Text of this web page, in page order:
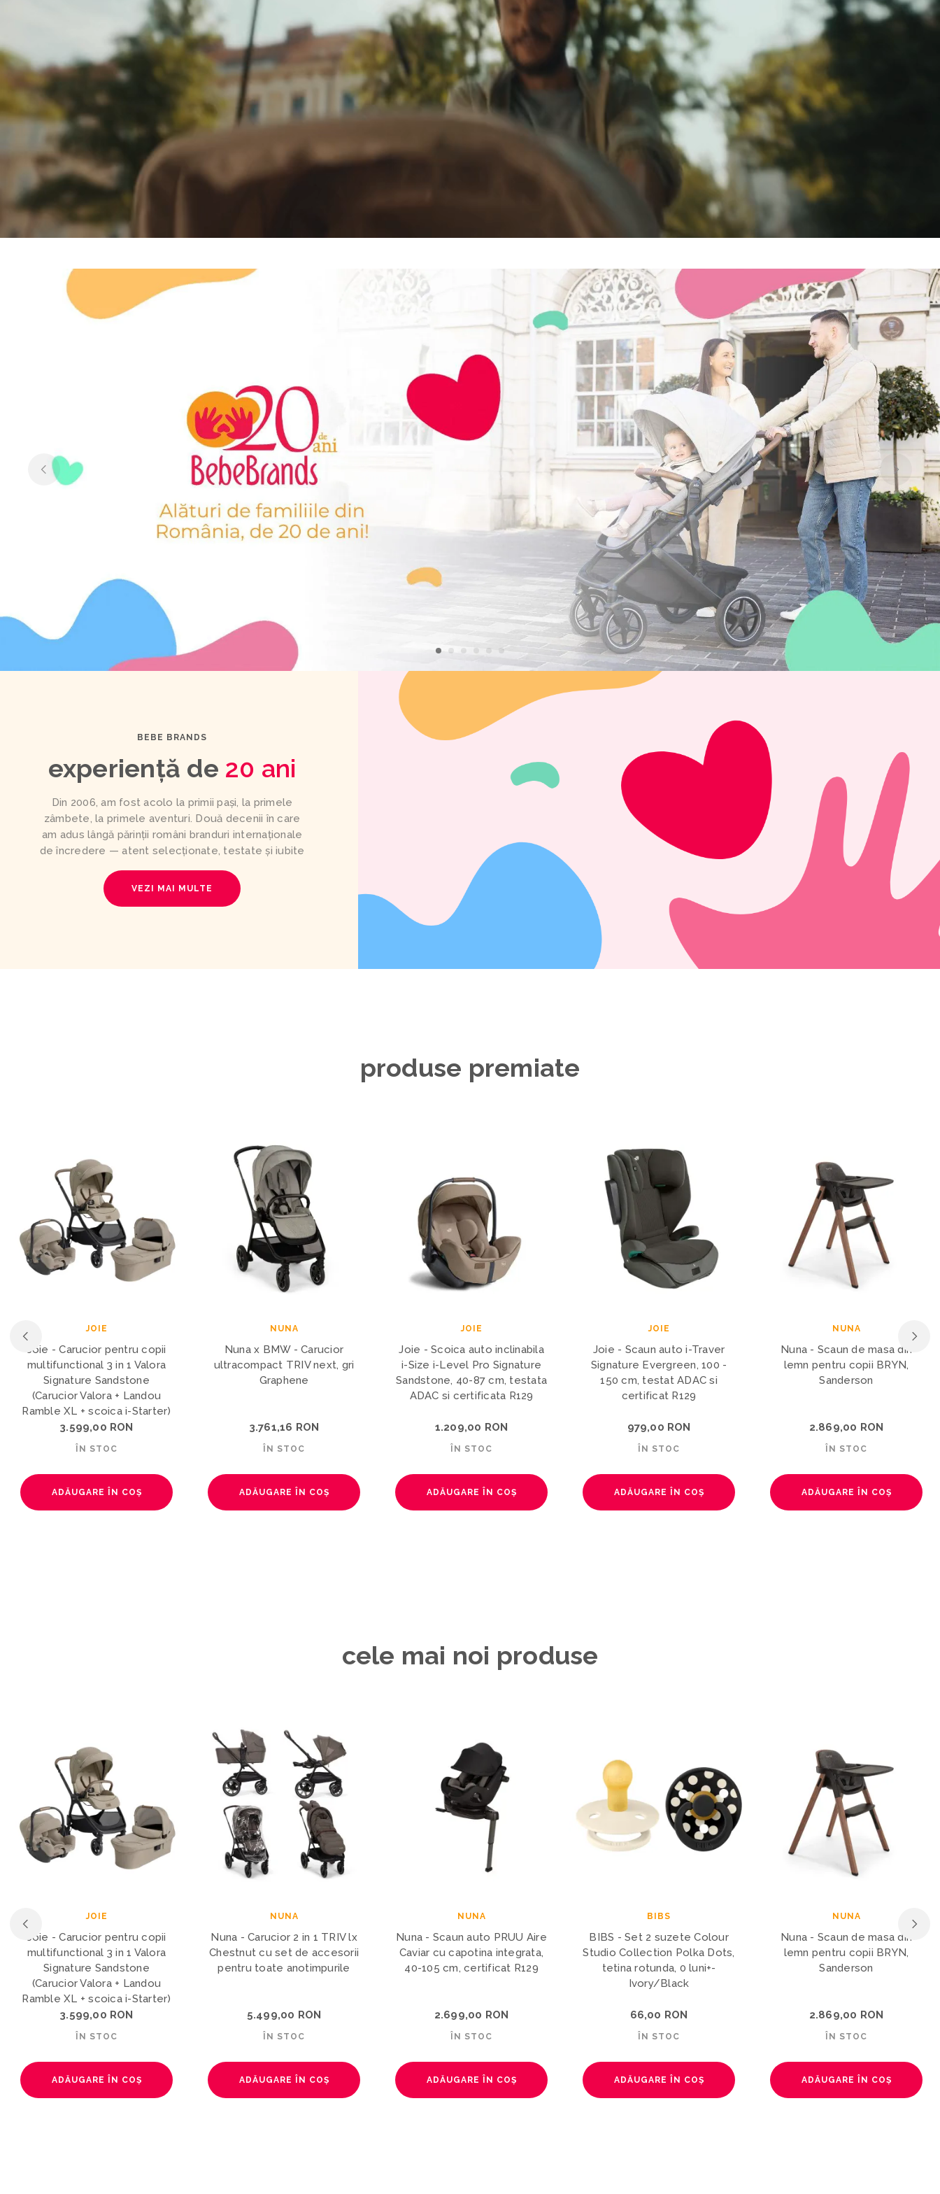
BEBE BRANDS
experiență de 20 ani
Din 2006, am fost acolo la primii pași, la primele
zâmbete, la primele aventuri. Două decenii în care
am adus lângă părinții români branduri internaționale
de încredere — atent selecționate, testate și iubite
VEZI MAI MULTE
produse premiate
NUNA
Nuna x BMW - Carucior
ultracompact TRIV next, gri
Graphene
3.761,16 RON
ÎN STOC
ADĂUGARE ÎN COȘ
JOIE
Joie - Scoica auto inclinabila
i-Size i-Level Pro Signature
Sandstone, 40-87 cm, testata
1.209,00 RON
ÎN STOC
ADĂUGARE ÎN COȘ
JOIE
Joie - Scaun auto i-Traver
Signature Evergreen, 100 -
150 cm, testat ADAC si
certificat R129
979,00 RON
ÎN STOC
ADĂUGARE ÎN COȘ
NUNA
Nuna - Scaun de masa din
lemn pentru copii BRYN,
Sanderson
2.869,00 RON
ÎN STOC
ADĂUGARE ÎN COȘ
JOIE
Joie - Scoica auto i-Starter
cu tetiera reglabila, 40-75 cm,
Eclipse, certificata R129
719,00 RON
ÎN STOC
ADĂUGARE ÎN COȘ
cele mai noi produse
JOIE
Joie - Carucior pentru copii
multifunctional 3 in 1 Valora
Signature Sandstone
(Carucior Valora + Landou
Ramble XL + scoica i-Starter)
3.599,00 RON
ÎN STOC
ADĂUGARE ÎN COȘ
NUNA
Nuna - Carucior 2 in 1 TRIV lx
Chestnut cu set de accesorii
pentru toate anotimpurile
5.499,00 RON
ÎN STOC
ADĂUGARE ÎN COȘ
NUNA
Nuna - Scaun auto PRUU Aire
Caviar cu capotina integrata,
40-105 cm, certificat R129
2.699,00 RON
ÎN STOC
ADĂUGARE ÎN COȘ
BIBS
BIBS - Set 2 suzete Colour
Studio Collection Polka Dots,
tetina rotunda, 0 luni+-
Ivory/Black
66,00 RON
ÎN STOC
ADĂUGARE ÎN COȘ
NUNA
Nuna - Scaun de masa din
lemn pentru copii BRYN,
Sanderson
2.869,00 RON
ÎN STOC
ADĂUGARE ÎN COȘ